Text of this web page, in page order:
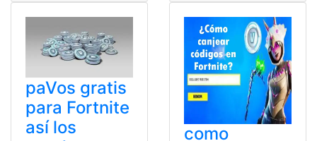
paVos gratis
para Fortnite
así los
como